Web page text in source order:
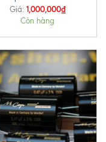
Giá: 1,000,000₫
Còn hàng